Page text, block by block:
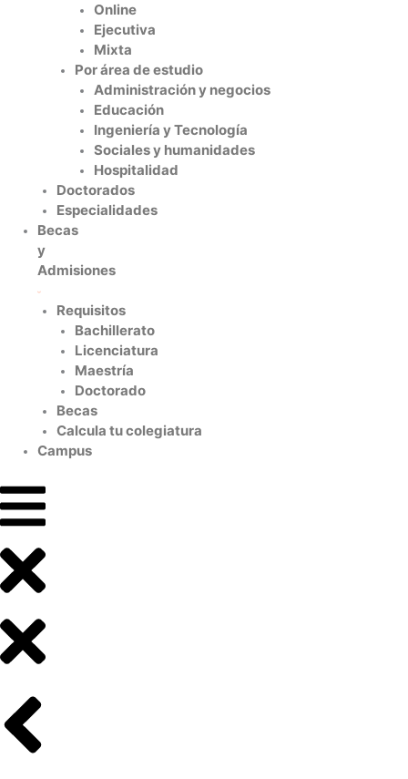
Online
Ejecutiva
Mixta
Por área de estudio
Administración y negocios
Educación
Ingeniería y Tecnología
Sociales y humanidades
Hospitalidad
Doctorados
Especialidades
Becas
y
Admisiones
Requisitos
Bachillerato
Licenciatura
Maestría
Doctorado
Becas
Calcula tu colegiatura
Campus